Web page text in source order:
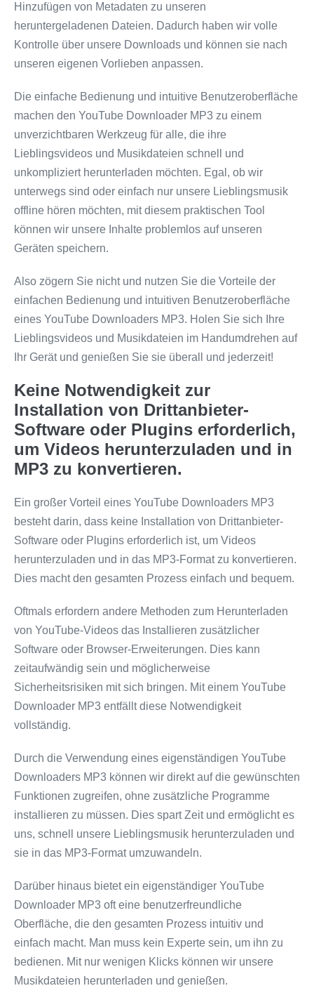
Hinzufügen von Metadaten zu unseren
heruntergeladenen Dateien. Dadurch haben wir volle
Kontrolle über unsere Downloads und können sie nach
unseren eigenen Vorlieben anpassen.
Die einfache Bedienung und intuitive Benutzeroberfläche
machen den YouTube Downloader MP3 zu einem
unverzichtbaren Werkzeug für alle, die ihre
Lieblingsvideos und Musikdateien schnell und
unkompliziert herunterladen möchten. Egal, ob wir
unterwegs sind oder einfach nur unsere Lieblingsmusik
offline hören möchten, mit diesem praktischen Tool
können wir unsere Inhalte problemlos auf unseren
Geräten speichern.
Also zögern Sie nicht und nutzen Sie die Vorteile der
einfachen Bedienung und intuitiven Benutzeroberfläche
eines YouTube Downloaders MP3. Holen Sie sich Ihre
Lieblingsvideos und Musikdateien im Handumdrehen auf
Ihr Gerät und genießen Sie sie überall und jederzeit!
Keine Notwendigkeit zur
Installation von Drittanbieter-
Software oder Plugins erforderlich,
um Videos herunterzuladen und in
MP3 zu konvertieren.
Ein großer Vorteil eines YouTube Downloaders MP3
besteht darin, dass keine Installation von Drittanbieter-
Software oder Plugins erforderlich ist, um Videos
herunterzuladen und in das MP3-Format zu konvertieren.
Dies macht den gesamten Prozess einfach und bequem.
Oftmals erfordern andere Methoden zum Herunterladen
von YouTube-Videos das Installieren zusätzlicher
Software oder Browser-Erweiterungen. Dies kann
zeitaufwändig sein und möglicherweise
Sicherheitsrisiken mit sich bringen. Mit einem YouTube
Downloader MP3 entfällt diese Notwendigkeit
vollständig.
Durch die Verwendung eines eigenständigen YouTube
Downloaders MP3 können wir direkt auf die gewünschten
Funktionen zugreifen, ohne zusätzliche Programme
installieren zu müssen. Dies spart Zeit und ermöglicht es
uns, schnell unsere Lieblingsmusik herunterzuladen und
sie in das MP3-Format umzuwandeln.
Darüber hinaus bietet ein eigenständiger YouTube
Downloader MP3 oft eine benutzerfreundliche
Oberfläche, die den gesamten Prozess intuitiv und
einfach macht. Man muss kein Experte sein, um ihn zu
bedienen. Mit nur wenigen Klicks können wir unsere
Musikdateien herunterladen und genießen.